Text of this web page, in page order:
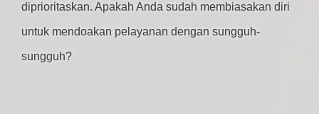
diprioritaskan. Apakah Anda sudah membiasakan diri
untuk mendoakan pelayanan dengan sungguh-
sungguh?